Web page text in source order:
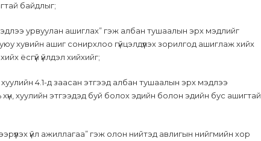
байдлыг;
урвуулан ашиглах” гэж албан тушаалын эрх мэдлийг
хувийн ашиг сонирхлоо гүйцэлдүүлэх зорилгод ашиглаж хийх
ёсгүй үйлдэл хийхийг;
хуулийн 4.1-д заасан этгээд албан тушаалын эрх мэдлээ
хуулийн этгээдэд буй болох эдийн болон эдийн бус ашигтай
үйл ажиллагаа” гэж олон нийтэд авлигын нийгмийн хор